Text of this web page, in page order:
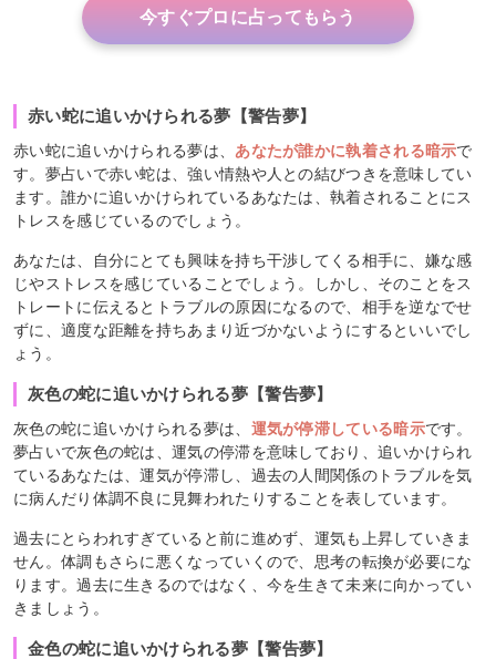
今すぐプロに占ってもらう
赤い蛇に追いかけられる夢【警告夢】
赤い蛇に追いかけられる夢は、 あなたが誰かに執着される暗示で
す。夢占いで赤い蛇は、強い情熱や人との結びつきを意味してい
ます。誰かに追いかけられているあなたは、執着されることにス
トレスを感じているのでしょう。
あなたは、自分にとても興味を持ち干渉してくる相手に、嫌な感
じやストレスを感じていることでしょう。しかし、そのことをス
トレートに伝えるとトラブルの原因になるので、相手を逆なでせ
ずに、適度な距離を持ちあまり近づかないようにするといいでし
ょう。
灰色の蛇に追いかけられる夢【警告夢】
灰色の蛇に追いかけられる夢は、 運気が停滞している暗示です。
夢占いで灰色の蛇は、運気の停滞を意味しており、追いかけられ
ているあなたは、運気が停滞し、過去の人間関係のトラブルを気
に病んだり体調不良に見舞われたりすることを表しています。
過去にとらわれすぎていると前に進めず、運気も上昇していきま
せん。体調もさらに悪くなっていくので、思考の転換が必要にな
ります。過去に生きるのではなく、今を生きて未来に向かってい
きましょう。
金色の蛇に追いかけられる夢【警告夢】